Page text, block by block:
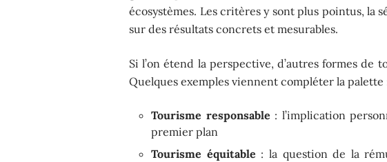
écosystèmes. Les critères y sont plus pointus, la
sur des résultats concrets et mesurables.
Si l’on étend la perspective, d’autres formes de
Quelques exemples viennent compléter la palette
Tourisme responsable : l’implication
premier plan
Tourisme équitable : la question de la